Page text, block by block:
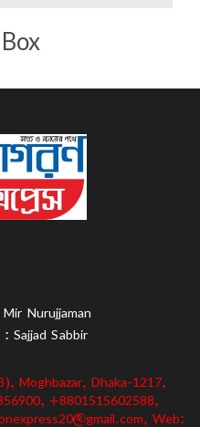
Nurujjaman
Sajjad Sabbir
Moghbazar, Dhaka-1217,
+8801515602588,
Web: